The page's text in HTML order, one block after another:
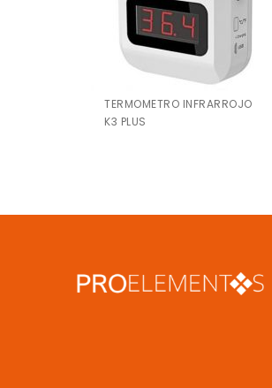
TERMOMETRO INFRARROJO
K3 PLUS